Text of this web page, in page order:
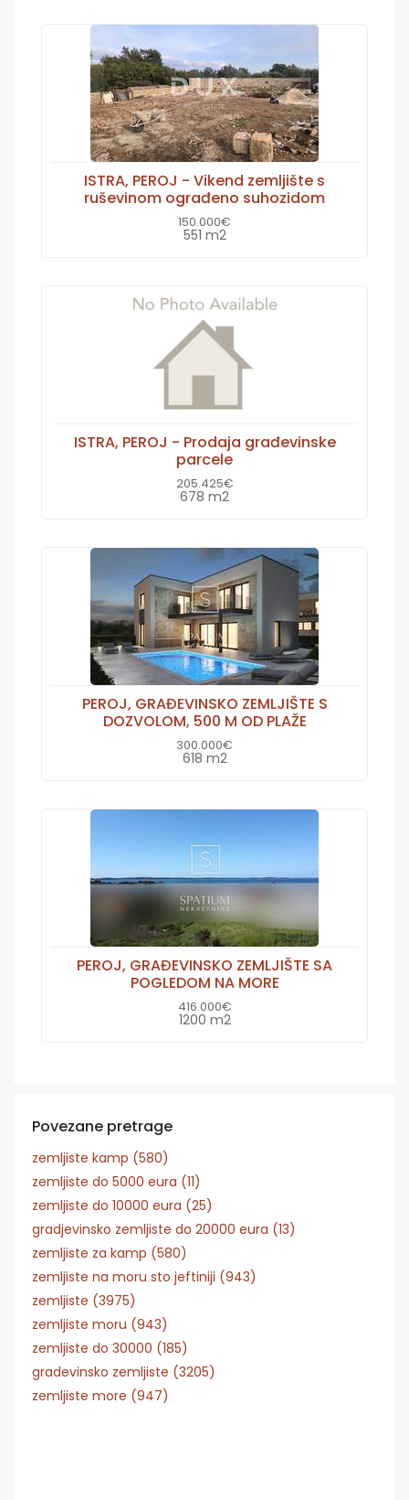
ISTRA, PEROJ - Vikend zemljište s
ruševinom ograđeno suhozidom
150.000€
551 m2
ISTRA, PEROJ - Prodaja građevinske
parcele
205.425€
678 m2
PEROJ, GRAĐEVINSKO ZEMLJIŠTE S
DOZVOLOM, 500 M OD PLAŽE
300.000€
618 m2
PEROJ, GRAĐEVINSKO ZEMLJIŠTE SA
POGLEDOM NA MORE
416.000€
1200 m2
Povezane pretrage
zemljiste kamp (580)
zemljiste do 5000 eura (11)
zemljiste do 10000 eura (25)
gradjevinsko zemljiste do 20000 eura (13)
zemljiste za kamp (580)
zemljiste na moru sto jeftiniji (943)
zemljiste (3975)
zemljiste moru (943)
zemljiste do 30000 (185)
gradevinsko zemljiste (3205)
zemljiste more (947)